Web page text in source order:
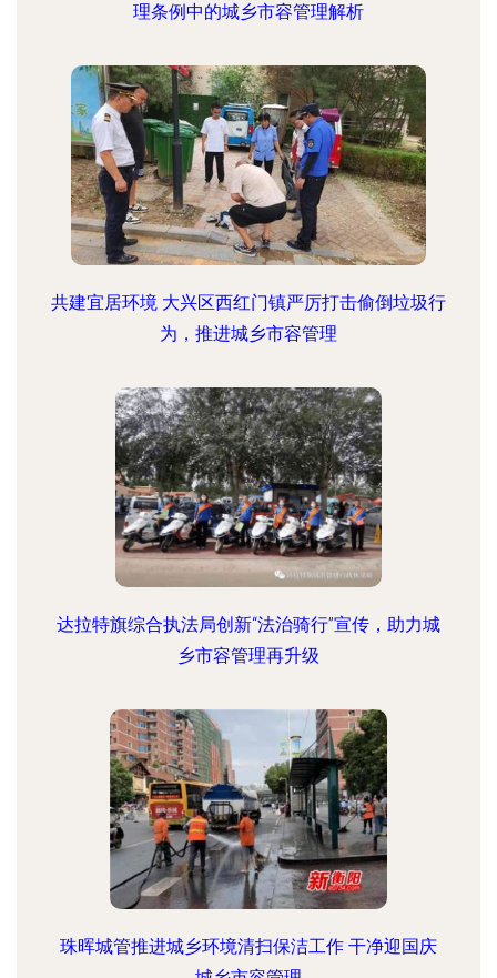
理条例中的城乡市容管理解析
共建宜居环境 大兴区西红门镇严厉打击偷倒垃圾行
为，推进城乡市容管理
达拉特旗综合执法局创新“法治骑行”宣传，助力城
乡市容管理再升级
珠晖城管推进城乡环境清扫保洁工作 干净迎国庆